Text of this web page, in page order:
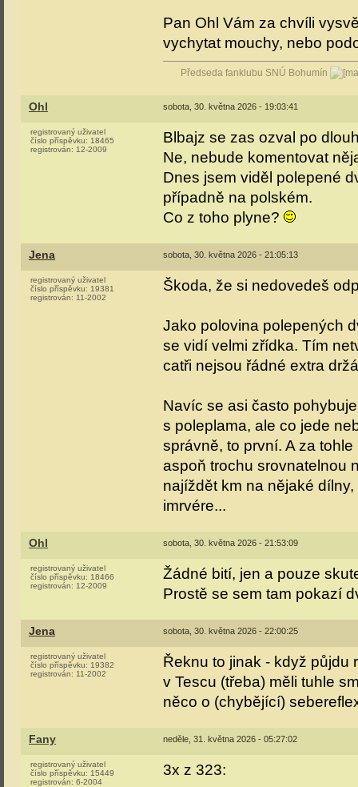
Pan Ohl Vám za chvíli
vychytat mouchy, nebo
Předseda fanklubu SNÚ Bohumín
Ohl sobota, 30. května 2026 - 19:03:41
registrovaný uživatel
číslo příspěvku: 18465
registrován: 12-2009
Blbajz se zas ozval po
Ne, nebude komentovat
Dnes jsem viděl polepené
případně na polském.
Co z toho plyne?
Jena sobota, 30. května 2026 - 21:05:13
registrovaný uživatel
číslo příspěvku: 19381
registrován: 11-2002
Škoda, že si nedovedeš
Jako polovina polepených
se vidí velmi zřídka. Tím
catři nejsou řádné extra
Navíc se asi často
s poleplama, ale co jede
správně, to první. A za
aspoň trochu srovnatelnou
najíždět km na nějaké
imrvére...
Ohl sobota, 30. května 2026 - 21:53:09
registrovaný uživatel
číslo příspěvku: 18466
registrován: 12-2009
Žádné bití, jen a pouze
Prostě se sem tam pokazí
Jena sobota, 30. května 2026 - 22:00:25
registrovaný uživatel
číslo příspěvku: 19382
registrován: 11-2002
Řeknu to jinak - když půjdu
v Tescu (třeba) měli tuhle
něco o (chybějící)
Fany neděle, 31. května 2026 - 05:27:02
registrovaný uživatel
číslo příspěvku: 15449
registrován: 6-2004
3x z 323: